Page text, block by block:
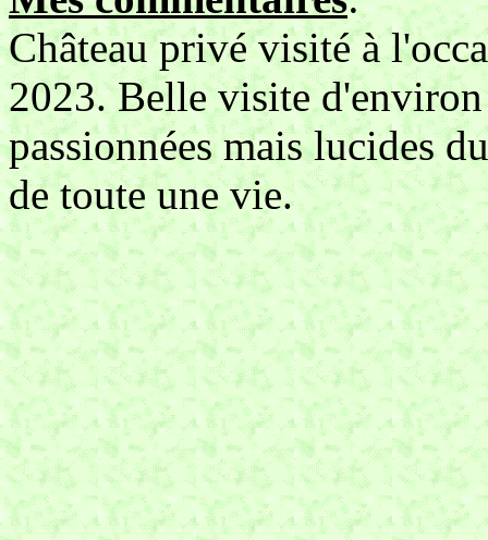
Château privé visité à
2023. Belle visite
passionnées mais lucides
de toute une vie.